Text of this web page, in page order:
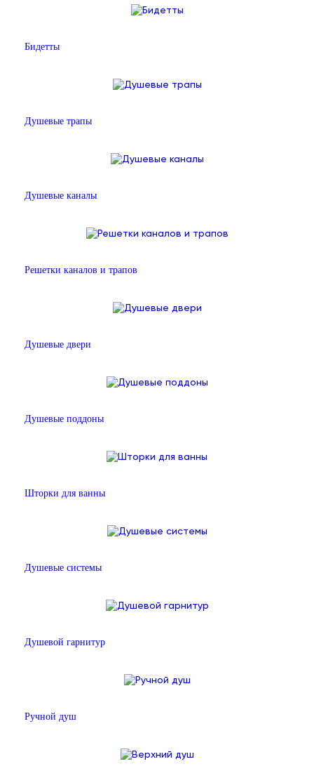
Бидетты
Душевые трапы
Душевые каналы
Решетки каналов и трапов
Душевые двери
Душевые поддоны
Шторки для ванны
Душевые системы
Душевой гарнитур
Ручной душ